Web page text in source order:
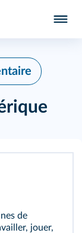
de
jouer,